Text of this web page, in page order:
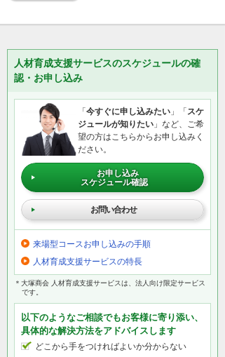
人材育成支援サービスのスケジュールの確
認・お申し込み
「 今すぐに申し込みたい 」「 スケ
ジュールが知りたい 」など、ご希
望の方はこちらからお申し込みく
ださい。
お申し込み
スケジュール確認
お問い合わせ
来場型コースお申し込みの手順
人材育成支援サービスの特長
＊大塚商会 人材育成支援サービスは、法人向け限定サービス
です。
以下のようなご相談でもお客様に寄り添い、
具体的な解決方法をアドバイスします
どこから手をつければよいか分からない